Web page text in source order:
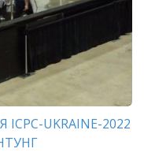
UKRAINE-2022